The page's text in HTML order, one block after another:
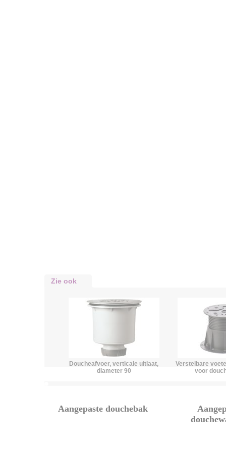
Zie ook
Doucheafvoer, verticale uitlaat,
diameter 90
Verstelbare
voor
Aangepaste douchebak